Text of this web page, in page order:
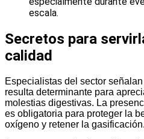
escala.
Secretos para
calidad
Especialistas del sector
resulta determinante para
molestias digestivas. La
es obligatoria para proteger la
oxígeno y retener la gasificación.